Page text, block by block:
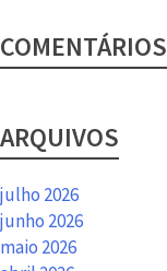
COMENTÁRIOS
ARQUIVOS
julho 2026
junho 2026
maio 2026